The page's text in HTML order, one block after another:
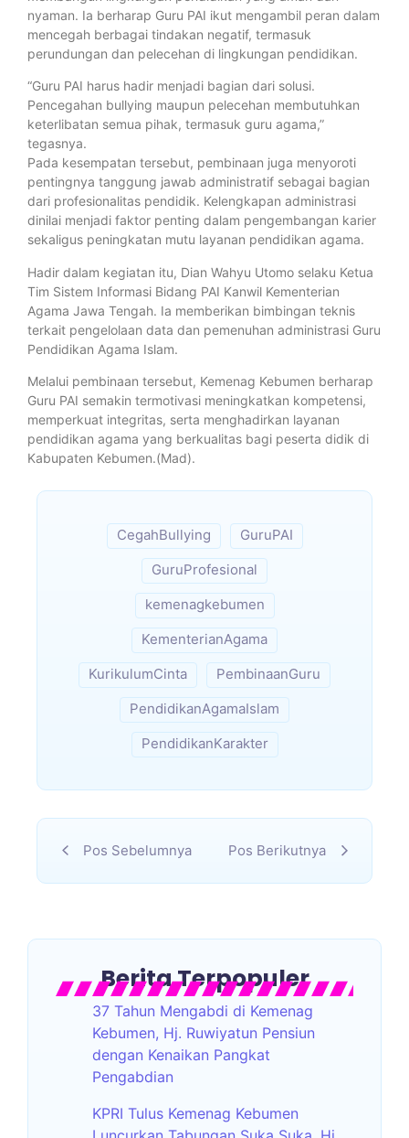
nyaman. Ia berharap Guru PAI ikut mengambil peran dalam
mencegah berbagai tindakan negatif, termasuk
perundungan dan pelecehan di lingkungan pendidikan.
“Guru PAI harus hadir menjadi bagian dari solusi.
Pencegahan bullying maupun pelecehan membutuhkan
keterlibatan semua pihak, termasuk guru agama,”
tegasnya.
Pada kesempatan tersebut, pembinaan juga menyoroti
pentingnya tanggung jawab administratif sebagai bagian
dari profesionalitas pendidik. Kelengkapan administrasi
dinilai menjadi faktor penting dalam pengembangan karier
sekaligus peningkatan mutu layanan pendidikan agama.
Hadir dalam kegiatan itu, Dian Wahyu Utomo selaku Ketua
Tim Sistem Informasi Bidang PAI Kanwil Kementerian
Agama Jawa Tengah. Ia memberikan bimbingan teknis
terkait pengelolaan data dan pemenuhan administrasi Guru
Pendidikan Agama Islam.
Melalui pembinaan tersebut, Kemenag Kebumen berharap
Guru PAI semakin termotivasi meningkatkan kompetensi,
memperkuat integritas, serta menghadirkan layanan
pendidikan agama yang berkualitas bagi peserta didik di
Kabupaten Kebumen.(Mad).
CegahBullying
GuruPAI
GuruProfesional
kemenagkebumen
KementerianAgama
KurikulumCinta
PembinaanGuru
PendidikanAgamaIslam
PendidikanKarakter
Pos Sebelumnya Pos Berikutnya
Berita Terpopuler
37 Tahun Mengabdi di Kemenag
Kebumen, Hj. Ruwiyatun Pensiun
dengan Kenaikan Pangkat
Pengabdian
KPRI Tulus Kemenag Kebumen